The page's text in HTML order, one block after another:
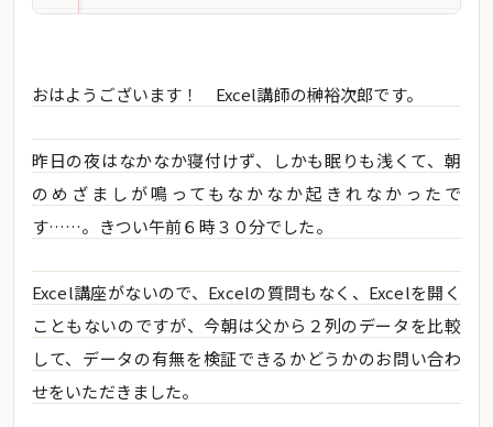
おはようございます！ Excel講師の榊裕次郎です。
昨日の夜はなかなか寝付けず、しかも眠りも浅くて、朝
のめざましが鳴ってもなかなか起きれなかったで
す……。きつい午前６時３０分でした。
Excel講座がないので、Excelの質問もなく、Excelを開く
こともないのですが、今朝は父から２列のデータを比較
して、データの有無を検証できるかどうかのお問い合わ
せをいただきました。